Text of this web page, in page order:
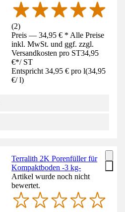
(2)
Preis — 34,95 € * Alle Preise
inkl. MwSt. und ggf. zzgl.
Versandkosten pro ST34,95
€*/ ST
Entspricht 34,95 € pro l(34,95
€/ l)
Terralith 2K Porenfüller für
Kompaktboden -3 kg-
Artikel wurde noch nicht
bewertet.